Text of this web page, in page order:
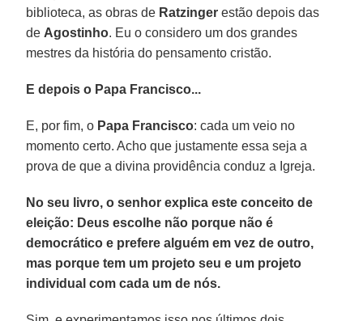
biblioteca, as obras de Ratzinger estão depois das
de Agostinho. Eu o considero um dos grandes
mestres da história do pensamento cristão.
E depois o Papa Francisco...
E, por fim, o Papa Francisco: cada um veio no
momento certo. Acho que justamente essa seja a
prova de que a divina providência conduz a Igreja.
No seu livro, o senhor explica este conceito de
eleição: Deus escolhe não porque não é
democrático e prefere alguém em vez de outro,
mas porque tem um projeto seu e um projeto
individual com cada um de nós.